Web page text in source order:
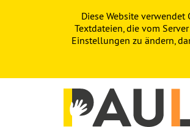
PAULINE KITA
Diese Website
Textdateien, die vom
Einstellungen zu ändern,